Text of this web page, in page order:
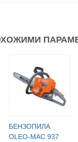
БЕНЗОПИЛА
OLEO-МАC 937